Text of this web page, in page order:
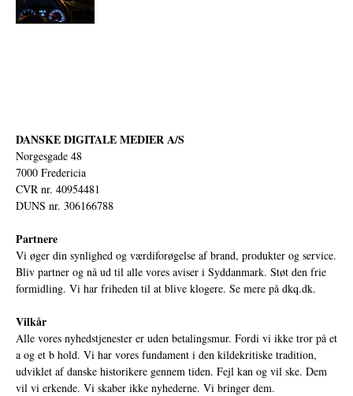
DANSKE DIGITALE MEDIER A/S
Norgesgade 48
7000 Fredericia
CVR nr. 40954481
DUNS nr. 306166788
Partnere
Vi øger din synlighed og værdiforøgelse af brand, produkter og service.
Bliv partner og nå ud til alle vores aviser i Syddanmark. Støt den frie
formidling. Vi har friheden til at blive klogere. Se mere på dkq.dk.
Vilkår
Alle vores nyhedstjenester er uden betalingsmur. Fordi vi ikke tror på et
a og et b hold. Vi har vores fundament i den kildekritiske tradition,
udviklet af danske historikere gennem tiden. Fejl kan og vil ske. Dem
vil vi erkende. Vi skaber ikke nyhederne. Vi bringer dem.